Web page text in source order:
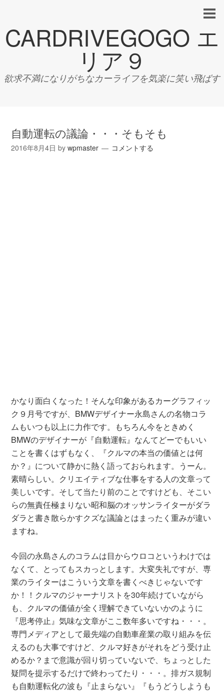
CARDRIVEGOGO エ
リア９
欲求不満になりがちなカーライフを気楽に笑い飛ばす
自動運転の議論・・・そもそも
2016年8月4日 bywpmaster コメントする
かなり面白くなった！そんな印象があるカーグラフィッ
ク９月号ですが、BMWデザイナー永島さんの名物コラ
ムもいつも以上に力作です。もちろん今をときめく
BMWのデザイナーが『自動運転』なんてどーでもいい
ことを書くはずもなく、『クルマの本当の価値とは何
か？』について静かに熱く語っておられます。うーん。
素晴らしい。クリエイティブな仕事をする人の文章って
美しいです。そして当たり前のことですけども、そこい
らの無責任極まりない昭和脳のオッサンライターがダラ
ダラと書き散らかすクズな議論とはまったく重みが違い
ますね。
今回の永島さんのコラムは目からウロコというわけでは
なくて、とってもスカっとします。大変失礼ですが、専
業のライターはこういう文章を書くべきじゃないです
か！！クルマのジャーナリストを30年続けていながら
も、クルマの価値が全く理解できていないかのように
『思考停止』気味な文章がここ数年多いですね・・・。
専門メディアとして最先端の自動車産業の取り組みを伝
えるのも大事ですけど、クルマ好きがそれをどう受け止
めるか？まで意識が回り切っていないで、ちょっとした
疑問を提示するだけで終わってたり・・・。排ガス規制
も自動運転化の波も『止まらない』『もうどうしようも